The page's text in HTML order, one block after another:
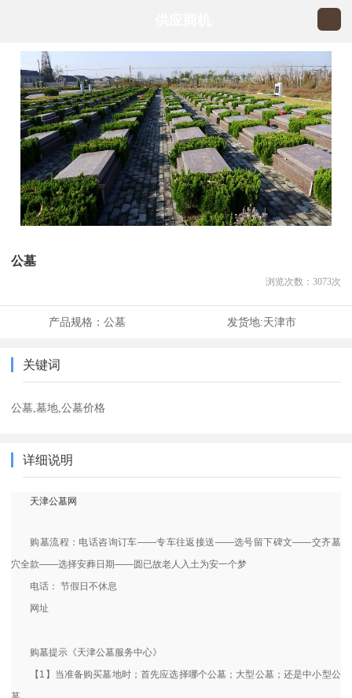
公墓
浏览次数： 3073次
产品规格： 公墓 发货地:天津市
关键词
公墓,墓地,公墓价格
详细说明
天津公墓网
购墓流程：电话咨询订车——专车往返接送——选号留下碑文——交齐墓
穴全款——选择安葬日期——圆已故老人入土为安一个梦
电话： 节假日不休息
网址
购墓提示《天津公墓服务中心》
【1】当准备购买墓地时；首先应选择哪个公墓；大型公墓；还是中小型公